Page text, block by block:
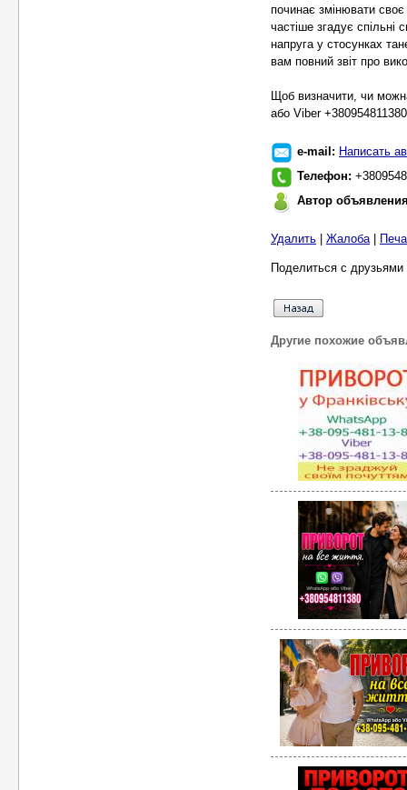
починає змінювати
частіше згадує спільні
напруга у стосунках
вам повний звіт про
Щоб визначити, чи
або Viber +380954811380
e-mail: Написать
Телефон:
Автор
Удалить Жалоба|
Поделиться с
Другие похожие